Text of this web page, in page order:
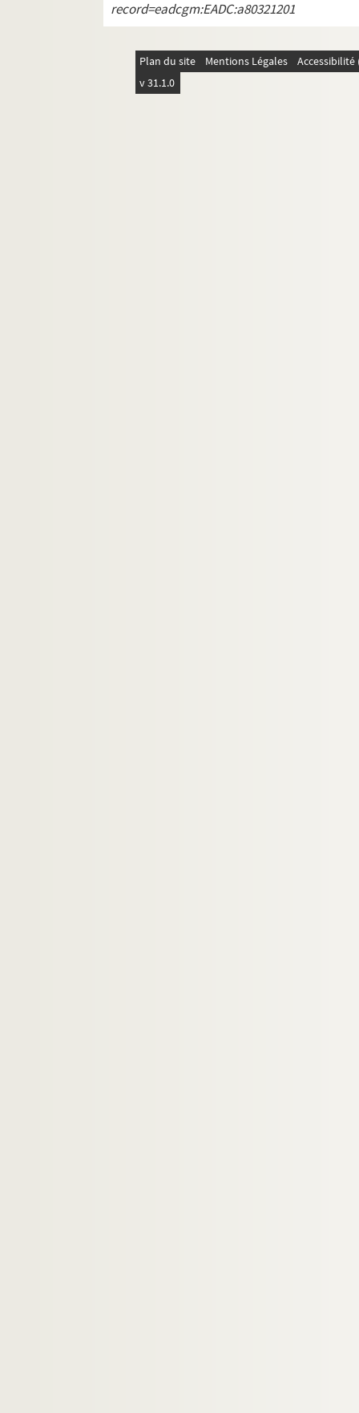
record=eadcgm:EADC:a80321201
Plan du site Mentions Légales
v 31.1.0